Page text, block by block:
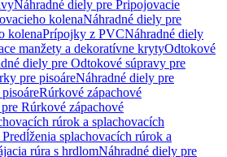
Náhradné diely pre Pripojovacie
kolenaNáhradné diely pre
kolenaPrípojky z PVCNáhradné diely
manžety a dekoratívne krytyOdtokové
diely pre Odtokové súpravy pre
pre pisoáreNáhradné diely pre
Rúrkové zápachové
Rúrkové zápachové
rúrok a splachovacích
splachovacích rúrok a
rúra s hrdlomNáhradné diely pre